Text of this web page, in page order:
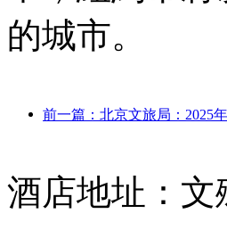
的城市。
酒店地址：文